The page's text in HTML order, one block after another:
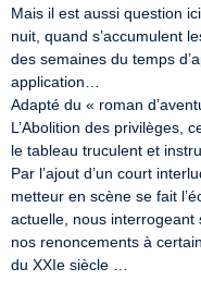
Mais il est aussi question
nuit, quand s’accumulent
des semaines du temps
application…
Adapté du « roman
L’Abolition des privilèges,
le tableau truculent et
Par l’ajout d’un court
metteur en scène se fait
actuelle, nous interrogeant
nos renoncements à
du XXIe siècle …